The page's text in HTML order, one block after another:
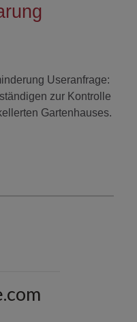
Useranfrage:
zur Kontrolle
Gartenhauses.